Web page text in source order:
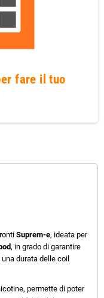
fare il tuo
Suprem-e, ideata per
, in grado di garantire
durata delle coil
permette di poter